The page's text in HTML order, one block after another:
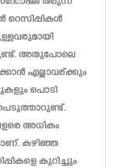
അതുപോലെ
എല്ലാവര്ക്കും
പൊടി
അധികം
കഴിഞ്ഞ
കുറിച്ചും